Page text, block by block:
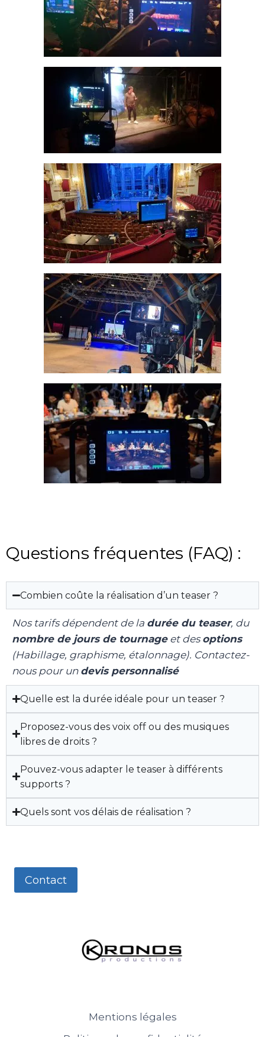
Questions fréquentes (FAQ) :
Combien coûte la réalisation d’un teaser ?
Nos tarifs dépendent de la durée du teaser, du
nombre de jours de tournageet desoptions
(Habillage, graphisme, étalonnage). Contactez-
nous pour un devis personnalisé
Quelle est la durée idéale pour un teaser ?
Proposez-vous des voix off ou des musiques
libres de droits ?
Pouvez-vous adapter le teaser à différents
supports ?
Quels sont vos délais de réalisation ?
Contact
Mentions légales